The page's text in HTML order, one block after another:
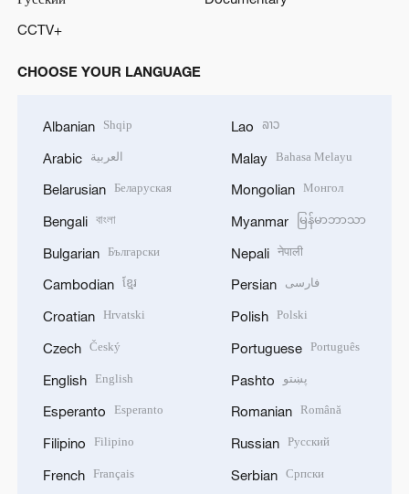
CCTV+
CHOOSE YOUR LANGUAGE
Albanian Shqip
Arabic العربية
Belarusian Беларуская
Bengali বাংলা
Bulgarian Български
Cambodian ខ្មែរ
Croatian Hrvatski
Czech Český
English English
Esperanto Esperanto
Filipino Filipino
French Français
Lao ລາວ
Malay Bahasa Melayu
Mongolian Монгол
Myanmar မြန်မာဘာသာ
Nepali नेपाली
Persian فارسی
Polish Polski
Portuguese Português
Pashto پښتو
Romanian Română
Russian Русский
Serbian Српски